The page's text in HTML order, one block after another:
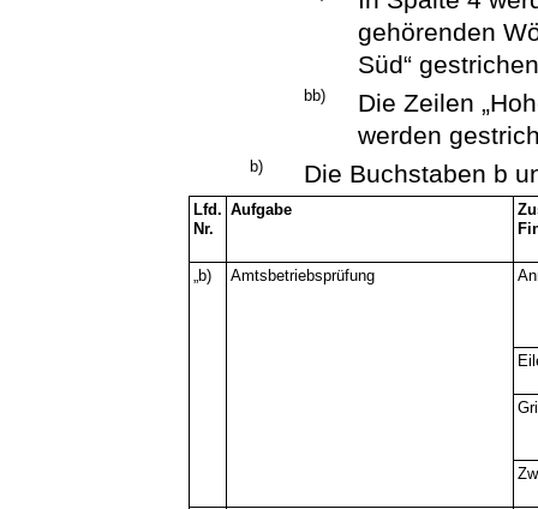
gehörenden
Süd“
bb)
Die Zeilen
werden
b) Die Buchstaben b
Lfd.
Nr.
Aufgabe
„b) Amtsbetriebsprüfung